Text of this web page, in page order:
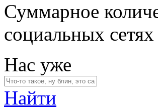
Суммарное
социальных
Нас уже
Найти